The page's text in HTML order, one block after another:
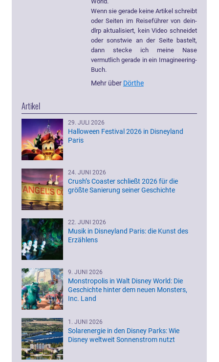
Wenn sie gerade keine Artikel schreibt
oder Seiten im Reiseführer von dein-
dlrp aktualisiert, kein Video schneidet
oder sonstwie an der Seite bastelt,
dann stecke ich meine Nase
vermutlich gerade in ein Imagineering-
Buch.
Mehr über Dörthe
Artikel
29. JULI 2026
Halloween Festival 2026 in Disneyland
Paris
24. JUNI 2026
Crush’s Coaster schließt 2026 für die
größte Sanierung seiner Geschichte
22. JUNI 2026
Musik in Disneyland Paris: die Kunst des
Erzählens
9. JUNI 2026
Monstropolis in Walt Disney World: Die
Geschichte hinter dem neuen Monsters,
Inc. Land
1. JUNI 2026
Solarenergie in den Disney Parks: Wie
Disney weltweit Sonnenstrom nutzt